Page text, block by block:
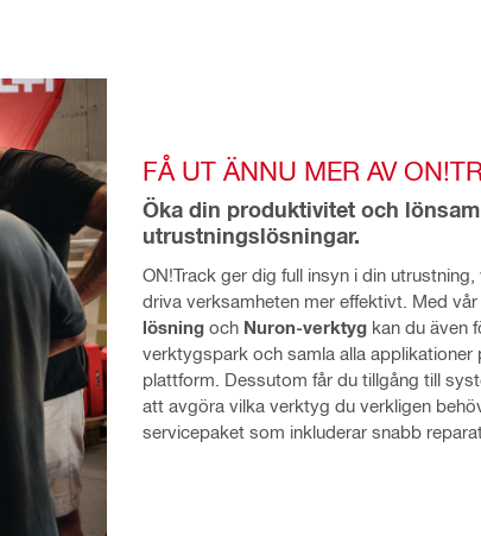
FÅ UT ÄNNU MER AV
Öka din produktivitet och
utrustningslösningar.
ON!Track ger dig full insyn i din
driva verksamheten mer effektivt. Med vår
lösning och Nuron-verktyg kan du även
verktygspark och samla alla applikationer
plattform. Dessutom får du tillgång till
att avgöra vilka verktyg du verkligen
servicepaket som inkluderar snabb